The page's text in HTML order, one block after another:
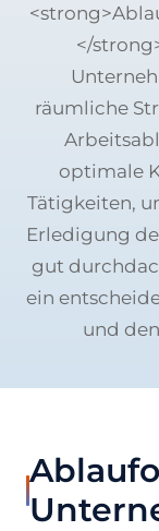
</
räumliche
optimale
Tätigkeiten,
Erledigung
gut
ein
und